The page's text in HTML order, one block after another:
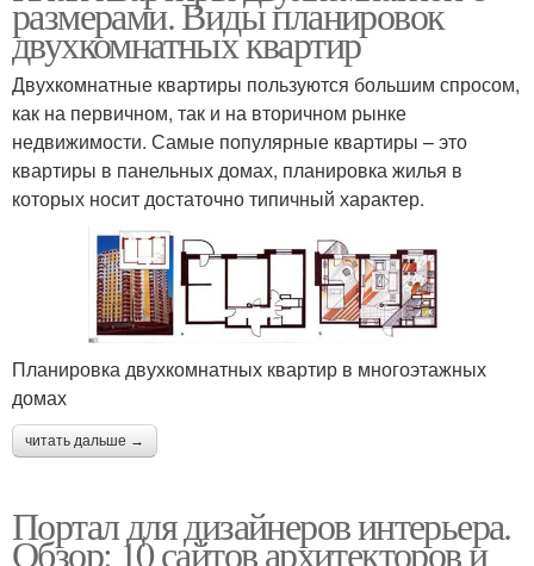
размерами. Виды планировок
двухкомнатных квартир
Двухкомнатные квартиры пользуются большим спросом,
как на первичном, так и на вторичном рынке
недвижимости. Самые популярные квартиры – это
квартиры в панельных домах, планировка жилья в
которых носит достаточно типичный характер.
Планировка двухкомнатных квартир в многоэтажных
домах
читать дальше →
Портал для дизайнеров интерьера.
Обзор: 10 сайтов архитекторов и